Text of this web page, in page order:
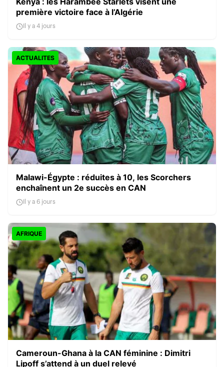
première victoire face à l’Algérie
Il y a 4 jours
ACTUALITES
Malawi-Égypte : réduites à 10, les Scorchers
enchaînent un 2e succès en CAN
Il y a 6 jours
AFRIQUE
Cameroun-Ghana à la CAN féminine : Dimitri
Lipoff s’attend à un duel relevé